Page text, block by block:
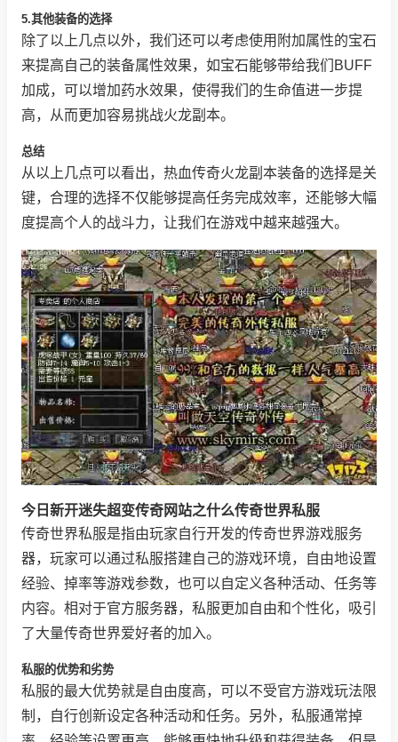
5.其他装备的选择
除了以上几点以外，我们还可以考虑使用附加属性的宝石
来提高自己的装备属性效果，如宝石能够带给我们BUFF
加成，可以增加药水效果，使得我们的生命值进一步提
高，从而更加容易挑战火龙副本。
总结
从以上几点可以看出，热血传奇火龙副本装备的选择是关
键，合理的选择不仅能够提高任务完成效率，还能够大幅
度提高个人的战斗力，让我们在游戏中越来越强大。
今日新开迷失超变传奇网站之什么传奇世界私服
传奇世界私服是指由玩家自行开发的传奇世界游戏服务
器，玩家可以通过私服搭建自己的游戏环境，自由地设置
经验、掉率等游戏参数，也可以自定义各种活动、任务等
内容。相对于官方服务器，私服更加自由和个性化，吸引
了大量传奇世界爱好者的加入。
私服的优势和劣势
私服的最大优势就是自由度高，可以不受官方游戏玩法限
制，自行创新设定各种活动和任务。另外，私服通常掉